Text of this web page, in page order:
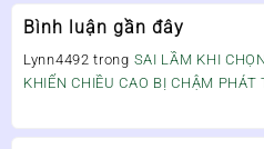
Bình luận gần đây
Lynn4492 trong SAI LẦM KHI
KHIẾN CHIỀU CAO BỊ CHẬM PHÁT